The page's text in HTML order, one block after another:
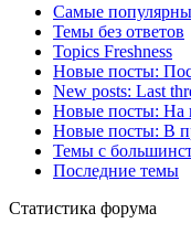
Самые
Темы без ответов
Topics Freshness
Новые посты:
New posts: Last
Новые посты: На
Новые посты: В
Темы с
Последние темы
Статистика форума